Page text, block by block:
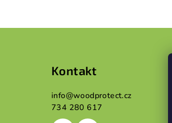
Kontakt
info@woodprotect.cz
734 280 617